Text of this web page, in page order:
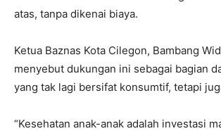
atas, tanpa dikenai biaya.
Ketua Baznas Kota Cilegon, Bambang
menyebut dukungan ini sebagai bagian
yang tak lagi bersifat konsumtif, tetapi
“Kesehatan anak-anak adalah investasi